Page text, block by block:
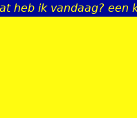
Jump
heb ik vandaag? een